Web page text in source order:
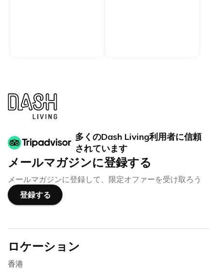
多くのDash Living利用者に信頼
されています
メールマガジンに登録する
メールマガジンに登録して、限定オファーを受け取ろう
登録する
ロケーション
香港